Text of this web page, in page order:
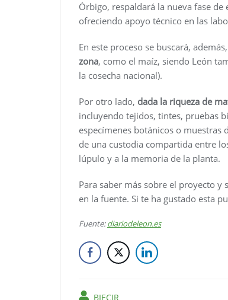
Órbigo, respaldará la nueva fase
ofreciendo apoyo técnico en las
En este proceso se buscará, además,
zona, como el maíz, siendo León
la cosecha nacional).
Por otro lado, dada la riqueza de
incluyendo tejidos, tintes, pruebas
especímenes botánicos o muestras
de una custodia compartida entre
lúpulo y a la memoria de la planta.
Para saber más sobre el proyecto
en la fuente. Si te ha gustado esta
Fuente:diariodeleon.es
BIECIR